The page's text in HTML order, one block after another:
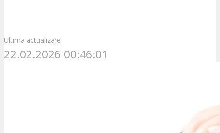
Ultima actualizare
22.02.2026 00:46:01